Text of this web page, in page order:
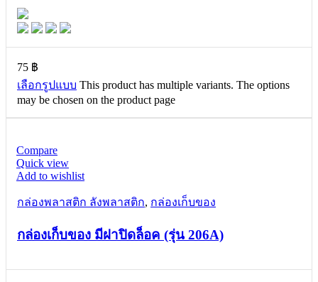
75 ฿
เลือกรูปแบบ This product has multiple variants. The options
may be chosen on the product page
Compare
Quick view
Add to wishlist
กล่องพลาสติก ลังพลาสติก, กล่องเก็บของ
กล่องเก็บของ มีฝาปิดล็อค (รุ่น 206A)